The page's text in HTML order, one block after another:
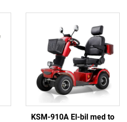
lithiumbatteri
KSM-910A El-bil med to